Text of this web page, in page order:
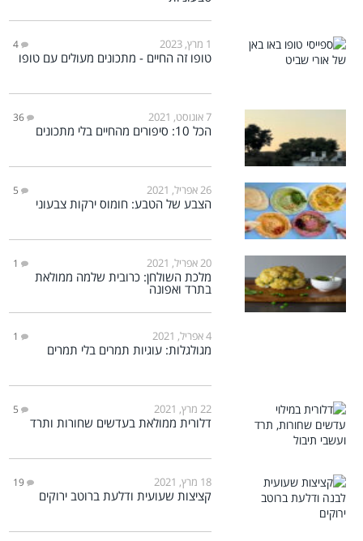
1 מרץ, 2023 4
טופו זה החיים - מתכונים מעולים עם טופו
7 אוגוסט, 2021 36
הכל 10: סיפורים מהחיים בלי מתכונים
26 אפריל, 2021 5
הצבע של הטבע: חומוס ירקות צבעוני
20 אפריל, 2021 1
מלכת השולחן: כרובית שלמה ממולאת
בתרד ואפונה
4 אפריל, 2021 1
מגולגלות: עוגיות תמרים בלי תמרים
22 מרץ, 2021 5
דלורית ממולאת בעדשים שחורות ותרד
18 מרץ, 2021 19
קציצות שעועית ודלעת ברוטב ירוקים